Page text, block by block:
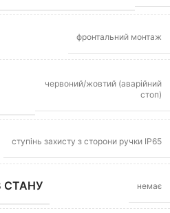
фронтальний монтаж
червоний/жовтий (аварійний
стоп)
ступінь захисту з сторони ручки IP65
СТАНУ немає